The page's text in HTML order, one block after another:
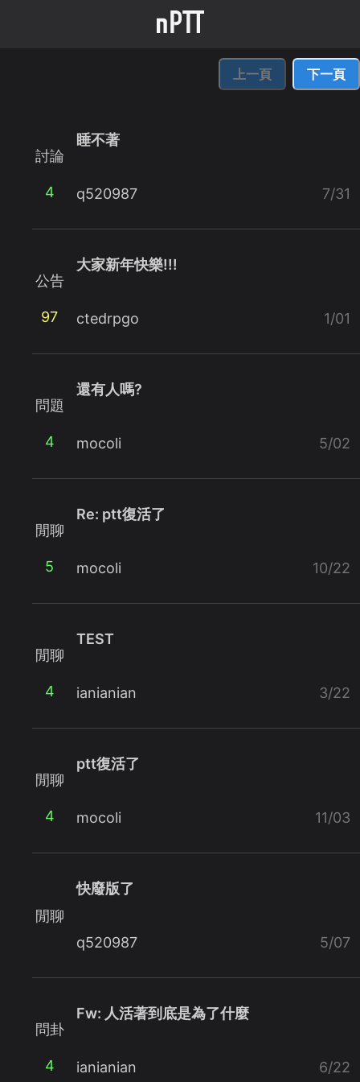
上一頁 下一頁
討論
4
睡不著
q520987 7/31
公告
97
大家新年快樂!!!
ctedrpgo 1/01
問題
4
還有人嗎?
mocoli 5/02
閒聊
5
Re: ptt復活了
mocoli 10/22
閒聊
4
TEST
ianianian 3/22
閒聊
4
ptt復活了
mocoli 11/03
閒聊
快廢版了
q520987 5/07
問卦
4
Fw: 人活著到底是為了什麼
ianianian 6/22